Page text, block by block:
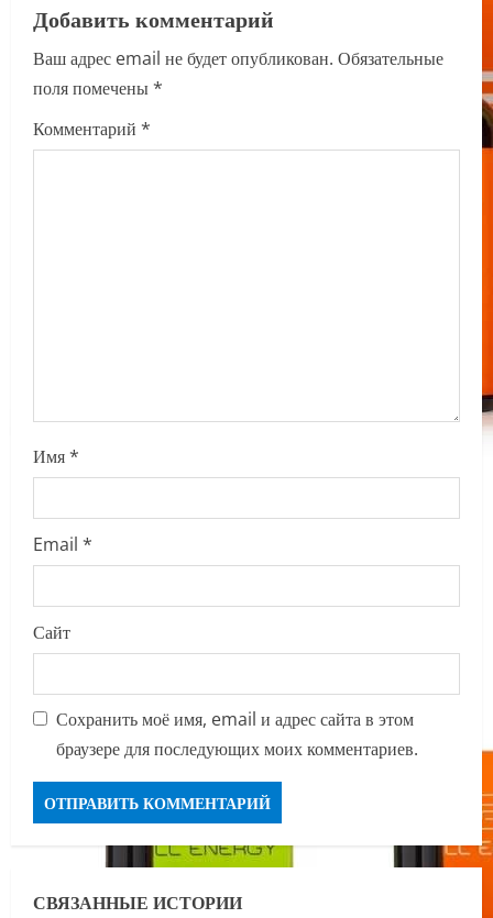
v
i
g
Добавить комментарий
Ваш адрес email не будет опубликован. Обязательные
поля помечены*
Комментарий *
Имя*
Email *
Сайт
Сохранить моё имя, email и адрес сайта в этом
браузере для последующих моих комментариев.
СВЯЗАННЫЕ ИСТОРИИ